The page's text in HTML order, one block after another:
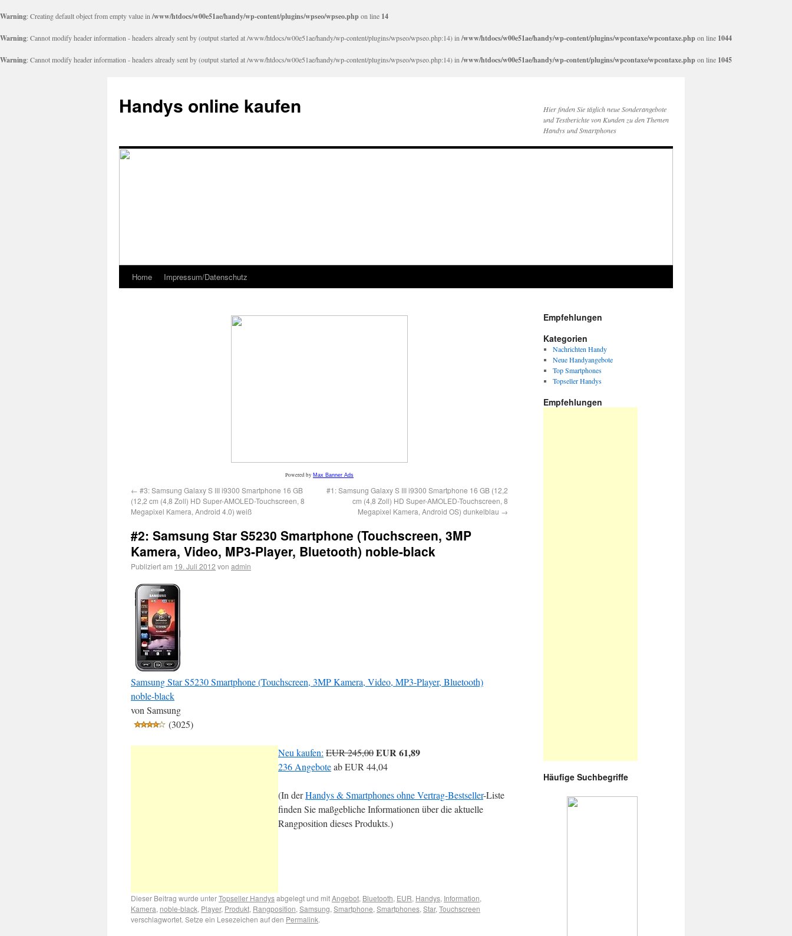
Warning: Creating default object from empty value in /www/htdocs/w00e51ae/handy/wp-content/plugins/wpseo/wpseo.phpon line 14
Warning: Cannot modify header information - headers already sent by (output started at /www/htdocs/w00e51ae/handy/wp-content/plugins/wpseo/wpseo.php:14) in /www/htdocs/w00e51ae/handy/wp-content/plugins/wpcontaxe/wpcontaxe.phpon line 1044
Warning: Cannot modify header information - headers already sent by (output started at /www/htdocs/w00e51ae/handy/wp-content/plugins/wpseo/wpseo.php:14) in /www/htdocs/w00e51ae/handy/wp-content/plugins/wpcontaxe/wpcontaxe.phpon line 1045
Handys online kaufen
Hier finden Sie täglich neue Sonderangebote
und Testberichte von Kunden zu den Themen
Handys und Smartphones
Home Impressum/Datenschutz
Powered by Max Banner Ads
← #3: Samsung Galaxy S III i9300 Smartphone 16 GB
(12,2 cm (4,8 Zoll) HD Super-AMOLED-Touchscreen, 8
Megapixel Kamera, Android 4.0) weiß
#1: Samsung Galaxy S III i9300 Smartphone 16 GB (12,2
cm (4,8 Zoll) HD Super-AMOLED-Touchscreen, 8
Megapixel Kamera, Android OS) dunkelblau →
#2: Samsung Star S5230 Smartphone (Touchscreen, 3MP
Kamera, Video, MP3-Player, Bluetooth) noble-black
Publiziert am 19. Juli 2012 von admin
Samsung Star S5230 Smartphone (Touchscreen, 3MP Kamera, Video, MP3-Player, Bluetooth)
noble-black
von Samsung
(3025)
Neu kaufen: EUR 245,00EUR 61,89
236 AngeboteabEUR 44,04
(In derHandys & Smartphones ohne Vertrag-Bestseller-Liste
finden Sie maßgebliche Informationen über die aktuelle
Rangposition dieses Produkts.)
Dieser Beitrag wurde unterTopseller Handysabgelegt und mitAngebot, Bluetooth, EUR, Handys, Information,
Kamera, noble-black, Player, Produkt, Rangposition, Samsung, Smartphone, Smartphones, Star, Touchscreen
verschlagwortet. Setze ein Lesezeichen auf den Permalink.
Empfehlungen
Kategorien
Nachrichten Handy
Neue Handyangebote
Top Smartphones
Topseller Handys
Empfehlungen
Häufige Suchbegriffe